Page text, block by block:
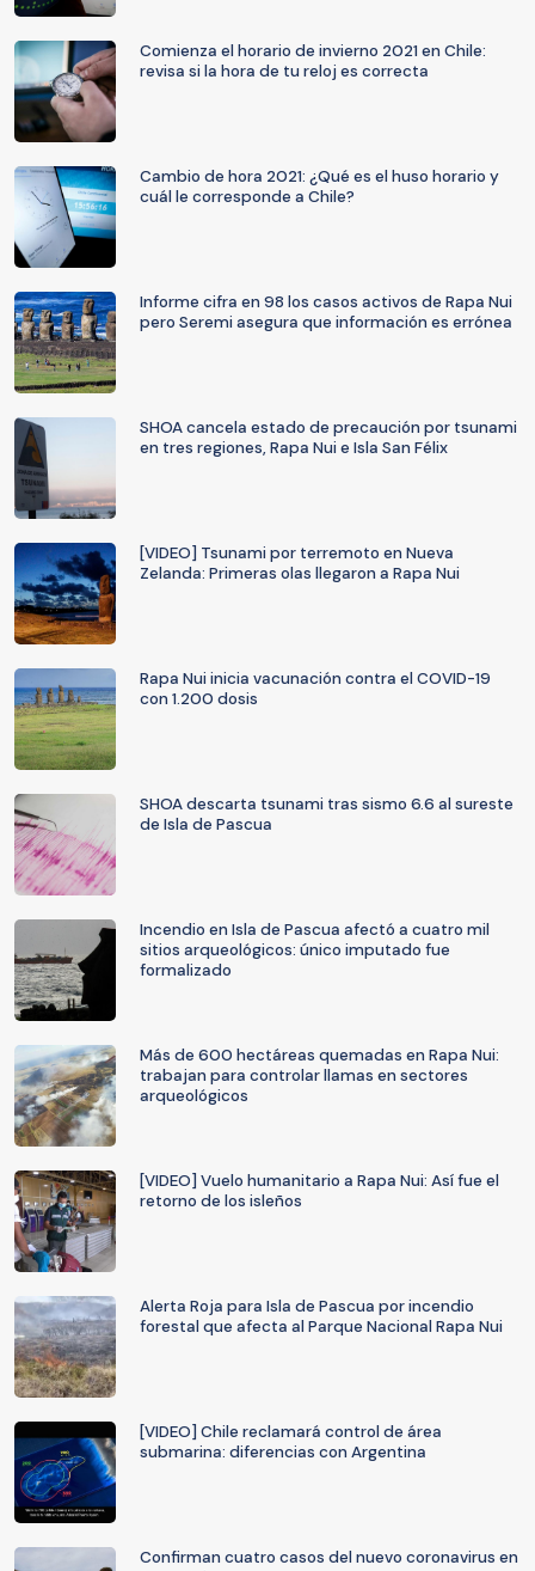
Comienza el horario de invierno 2021 en Chile:
revisa si la hora de tu reloj es correcta
Cambio de hora 2021: ¿Qué es el huso horario y
cuál le corresponde a Chile?
Informe cifra en 98 los casos activos de Rapa Nui
pero Seremi asegura que información es errónea
SHOA cancela estado de precaución por tsunami
en tres regiones, Rapa Nui e Isla San Félix
[VIDEO] Tsunami por terremoto en Nueva
Zelanda: Primeras olas llegaron a Rapa Nui
Rapa Nui inicia vacunación contra el COVID-19
con 1.200 dosis
SHOA descarta tsunami tras sismo 6.6 al sureste
de Isla de Pascua
Incendio en Isla de Pascua afectó a cuatro mil
sitios arqueológicos: único imputado fue
formalizado
Más de 600 hectáreas quemadas en Rapa Nui:
trabajan para controlar llamas en sectores
arqueológicos
[VIDEO] Vuelo humanitario a Rapa Nui: Así fue el
retorno de los isleños
Alerta Roja para Isla de Pascua por incendio
forestal que afecta al Parque Nacional Rapa Nui
[VIDEO] Chile reclamará control de área
submarina: diferencias con Argentina
Confirman cuatro casos del nuevo coronavirus en